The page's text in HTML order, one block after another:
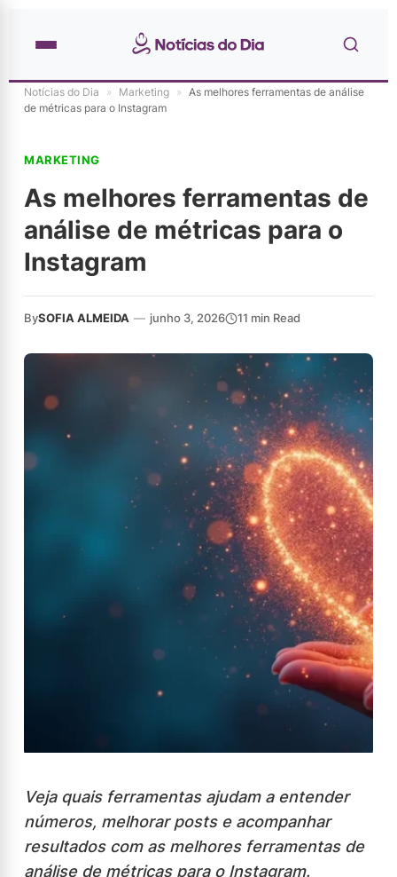
Notícias do Dia » Marketing » As melhores ferramentas de análise
de métricas para o Instagram
MARKETING
As melhores ferramentas de
análise de métricas para o
Instagram
BySOFIA ALMEIDA — junho 3, 2026 11 min Read
Veja quais ferramentas ajudam a entender
números, melhorar posts e acompanhar
resultados com as melhores ferramentas de
análise de métricas para o Instagram.